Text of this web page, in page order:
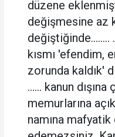
düzene
değişmesine az
değiştiğinde........
kısmı 'efendim,
zorunda kaldık'
...... kanun
memurlarına
namına